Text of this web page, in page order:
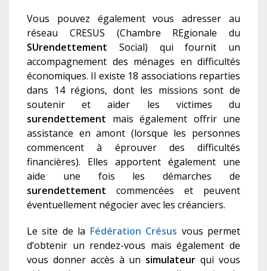
Vous pouvez également vous adresser au
réseau CRESUS (Chambre REgionale du
SUrendettement Social) qui fournit un
accompagnement des ménages en difficultés
économiques. Il existe 18 associations reparties
dans 14 régions, dont les missions sont de
soutenir et aider les victimes du
surendettement mais également offrir une
assistance en amont (lorsque les personnes
commencent à éprouver des difficultés
financières). Elles apportent également une
aide une fois les démarches de
surendettement commencées et peuvent
éventuellement négocier avec les créanciers.
Le site de la Fédération Crésus vous permet
d’obtenir un rendez-vous mais également de
vous donner accès à un simulateur qui vous